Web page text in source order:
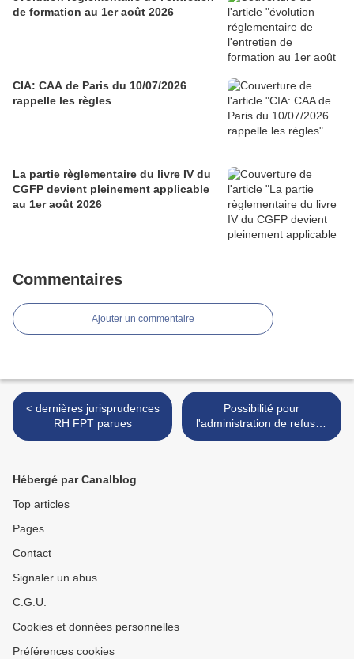
de formation au 1er août 2026
CIA: CAA de Paris du 10/07/2026
rappelle les règles
La partie règlementaire du livre IV du
CGFP devient pleinement applicable
au 1er août 2026
Commentaires
Ajouter un commentaire
< dernières jurisprudences
RH FPT parues
Possibilité pour
l'administration de refuser,
sans contre-visite
Hébergé par Canalblog
Top articles
Pages
Contact
Signaler un abus
C.G.U.
Cookies et données personnelles
Préférences cookies